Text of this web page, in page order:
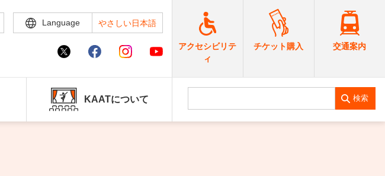
Language やさしい日本語
アクセシビリテ
ィ
チケット購入 交通案内
KAATについて 検索